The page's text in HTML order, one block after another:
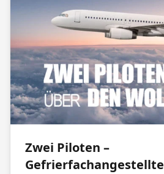
Zwei Piloten –
Gefrierfachangestellte